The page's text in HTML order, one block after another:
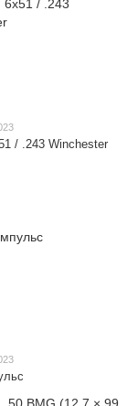
/ .243 Winchester